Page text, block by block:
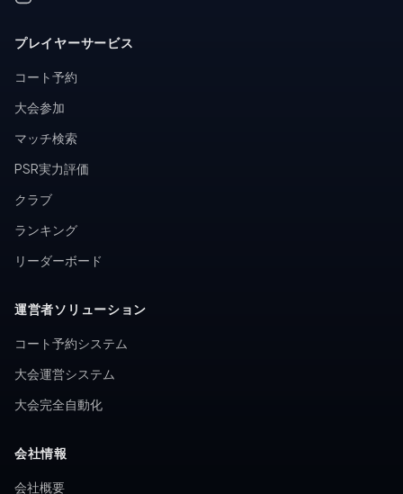
プレイヤーサービス
コート予約
大会参加
マッチ検索
PSR実力評価
クラブ
ランキング
リーダーボード
運営者ソリューション
コート予約システム
大会運営システム
大会完全自動化
会社情報
会社概要